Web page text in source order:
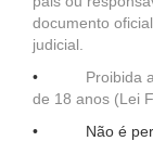
documento
judicial.
• Proibida
de 18 anos (Lei
• Não é